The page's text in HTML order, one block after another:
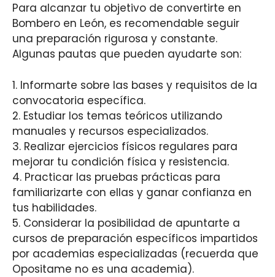
Para alcanzar tu objetivo de convertirte en
Bombero en León, es recomendable seguir
una preparación rigurosa y constante.
Algunas pautas que pueden ayudarte son:
1. Informarte sobre las bases y requisitos de la
convocatoria específica.
2. Estudiar los temas teóricos utilizando
manuales y recursos especializados.
3. Realizar ejercicios físicos regulares para
mejorar tu condición física y resistencia.
4. Practicar las pruebas prácticas para
familiarizarte con ellas y ganar confianza en
tus habilidades.
5. Considerar la posibilidad de apuntarte a
cursos de preparación específicos impartidos
por academias especializadas (recuerda que
Opositame no es una academia).